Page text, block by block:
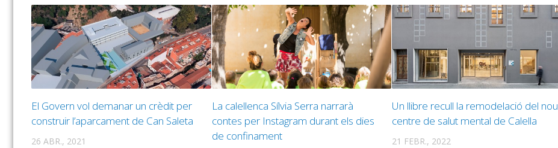
El Govern vol demanar un crèdit per
construir l’aparcament de Can Saleta
26 ABR., 2021
La calellenca Sílvia Serra narrarà
contes per Instagram durant els dies
de confinament
Un llibre recull la remodelació del nou
centre de salut mental de Calella
21 FEBR., 2022